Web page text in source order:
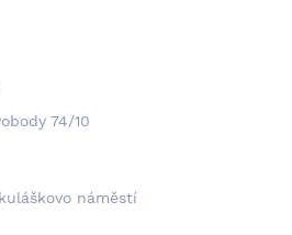
74/10
náměstí